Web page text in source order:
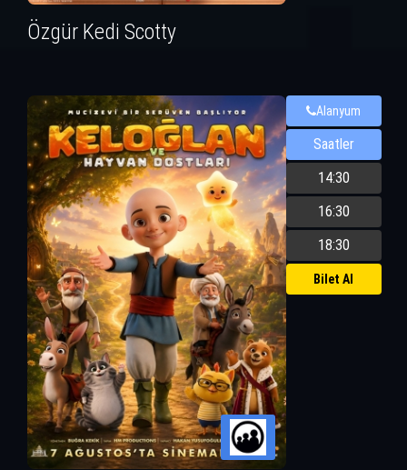
Özgür Kedi Scotty
Alanyum
Saatler
14:30
16:30
18:30
Bilet Al